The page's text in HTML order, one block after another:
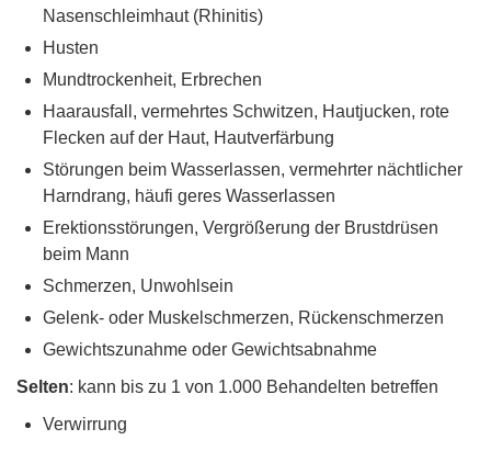
Nasenschleimhaut (Rhinitis)
Husten
Mundtrockenheit, Erbrechen
Haarausfall, vermehrtes Schwitzen, Hautjucken, rote
Flecken auf der Haut, Hautverfärbung
Störungen beim Wasserlassen, vermehrter nächtlicher
Harndrang, häufi geres Wasserlassen
Erektionsstörungen, Vergrößerung der Brustdrüsen
beim Mann
Schmerzen, Unwohlsein
Gelenk- oder Muskelschmerzen, Rückenschmerzen
Gewichtszunahme oder Gewichtsabnahme
Selten: kann bis zu 1 von 1.000 Behandelten betreffen
Verwirrung